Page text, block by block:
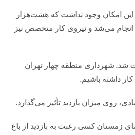
این امکان وجود نداشت که هشت‌هزار
انجام می‌شد و نیروی کار متخصص نیز
شد. شهرداری منطقه چهار تهران
داشته باشیم.
روی میزان بازدید تأثیر می‌گذارد.
زمستان کسی رغبت به بازدید از باغ